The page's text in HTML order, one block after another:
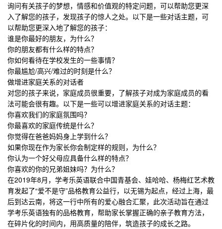
询问有关孩子的梦想，情感和价值观的特定问题，可以帮助您更深
入了解您的孩子，发现孩子的惊人之处。以下是一些对话主题，可
以帮助您更深入地了解您的孩子：
谁是你最好的朋友，为什么？
你的朋友都有什么样的特点？
你如何看待在学校发生的一些事情？
你最尴尬/高兴/难过的时刻是什么？
做增进家庭关系的对话者
对您的孩子来说，家庭成员很重要，了解孩子对成为家庭成员的看
法可能会很有趣。以下是一些可以增进家庭关系的对话主题：
你喜欢我们的家庭氛围吗？
你最喜欢的家庭传统是什么？
你觉得在爸爸妈妈身上学到什么？
如果你现在作为家长你会制定样的规则，为什么？
你认为一个好父母应具备什么样的特点？
你喜欢的你的兄弟姐妹吗？为什么？
在2019年8月，学考乐英语联合中国青基会、娃哈哈、杨梅红艺术教
育发起了“爱不是守”品格教育公益行，以无锡为起点，经过上海，最
后到达云南，将这一行中所有的爱心融合汇聚，此次活动旨在通过
学考乐英语独有的品格教育，帮助家长掌握正确的亲子教育方法，
在碎片化的时间内，用高质量的陪伴，筑造孩子的成长之路。